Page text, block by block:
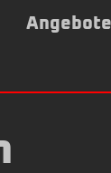
Angebote